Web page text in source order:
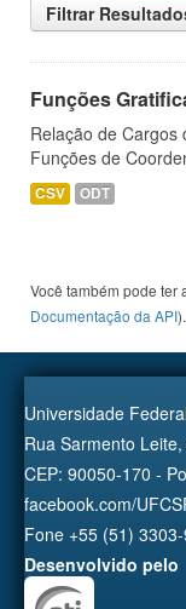
Filtrar
Funções
Relação de Cargos
Funções de
CSV ODT
Você também pode ter
Documentação da API).
Universidade
Rua Sarmento
CEP: 90050-170 -
facebook.com/
Fone +55 (51)
Desenvolvido pelo